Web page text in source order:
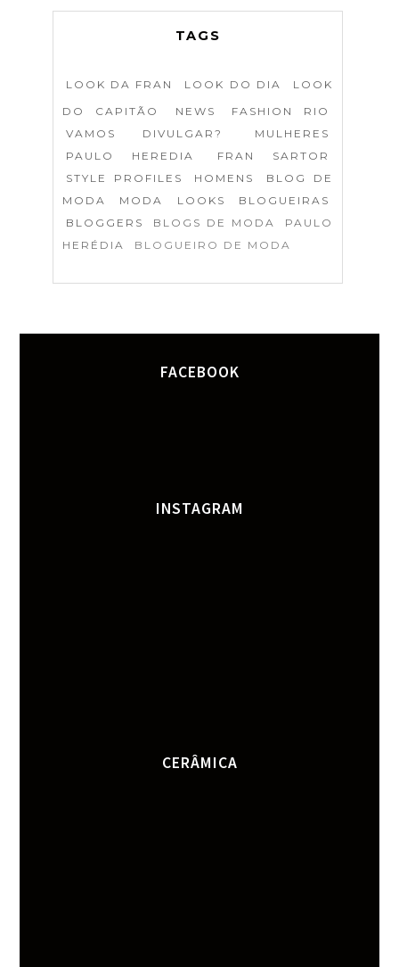
TAGS
LOOK DA FRAN LOOK DO DIA
LOOK
DO CAPITÃO
NEWS
FASHION RIO
VAMOS DIVULGAR?
MULHERES
PAULO HEREDIA
FRAN SARTOR
STYLE PROFILES
HOMENS
BLOG DE
MODA
MODA LOOKS
BLOGUEIRAS
BLOGGERS
BLOGS DE MODA
PAULO
HERÉDIA
BLOGUEIRO DE MODA
FACEBOOK
INSTAGRAM
CERÂMICA